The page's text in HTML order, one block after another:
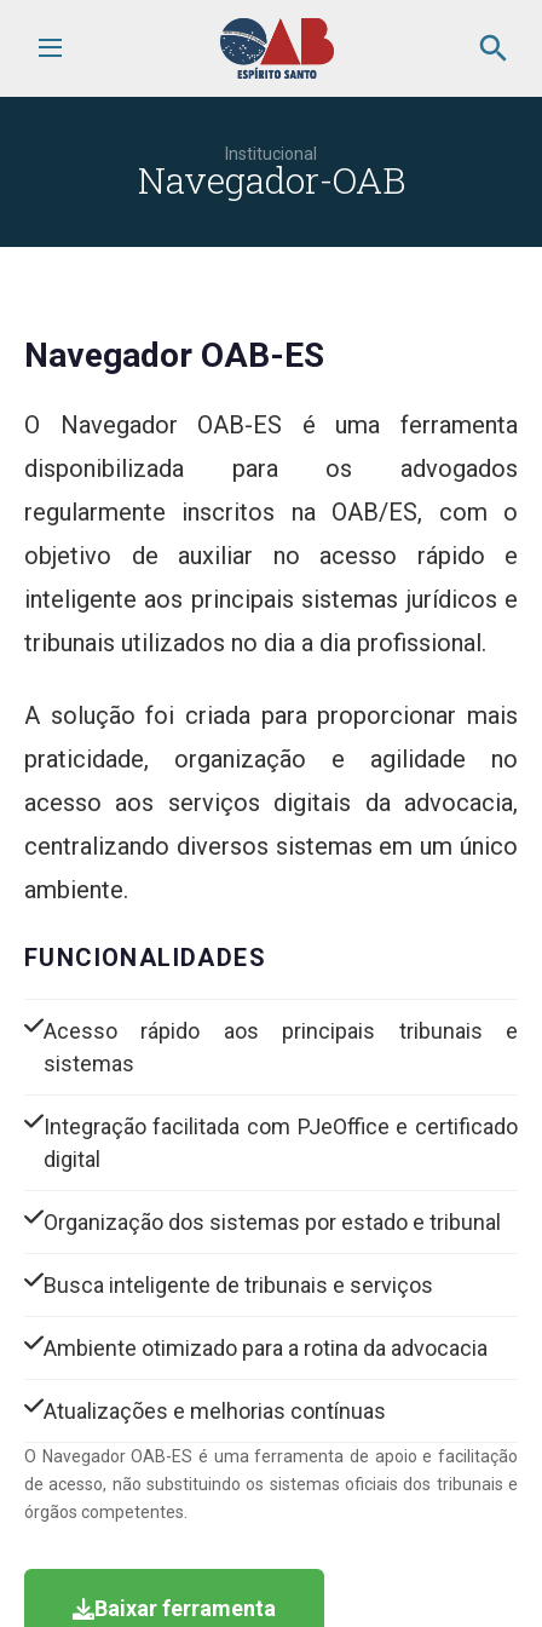
search
Institucional
Navegador-OAB
Navegador OAB-ES
O Navegador OAB-ES é uma ferramenta
disponibilizada para os advogados
regularmente inscritos na OAB/ES, com o
objetivo de auxiliar no acesso rápido e
inteligente aos principais sistemas jurídicos e
tribunais utilizados no dia a dia profissional.
A solução foi criada para proporcionar mais
praticidade, organização e agilidade no
acesso aos serviços digitais da advocacia,
centralizando diversos sistemas em um único
ambiente.
FUNCIONALIDADES
Acesso rápido aos principais tribunais e
sistemas
Integração facilitada com PJeOffice e certificado
digital
Organização dos sistemas por estado e tribunal
Busca inteligente de tribunais e serviços
Ambiente otimizado para a rotina da advocacia
Atualizações e melhorias contínuas
O Navegador OAB-ES é uma ferramenta de apoio e facilitação
de acesso, não substituindo os sistemas oficiais dos tribunais e
órgãos competentes.
Baixar ferramenta